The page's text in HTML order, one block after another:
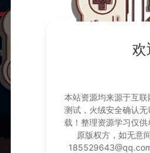
本站资源均来源于互
测试，火绒安全确认
载！整理资源学习仅
原版权方，如无意